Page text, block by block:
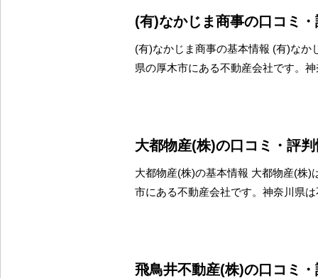
(有)なかじま商事の口コミ
(有)なかじま商事の基本情報 (有)なか
県の厚木市にある不動産会社です。
大都物産(株)の口コミ・評
大都物産(株)の基本情報 大都物産(株)
市にある不動産会社です。神奈川県
飛鳥井不動産(株)の口コミ